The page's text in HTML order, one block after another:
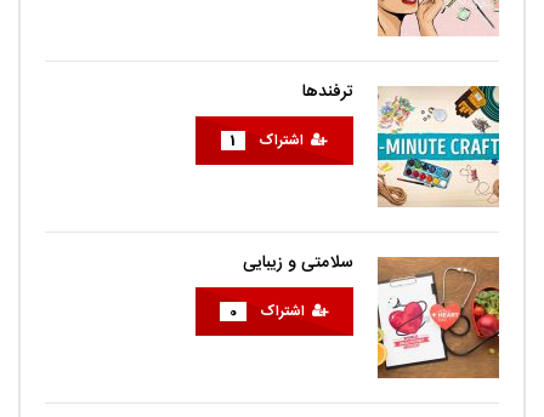
ترفندها
اشتراک 1
سلامتی و زیبایی
اشتراک 0